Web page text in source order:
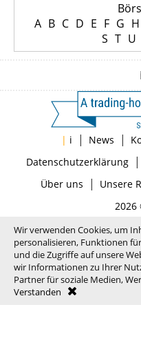
A B C D E F G H
S T U
| i | News |
Datenschutzerklärung|
Über uns | Unsere
2026
Wir verwenden Cookies, um
personalisieren, Funktionen
und die Zugriffe auf unsere
wir Informationen zu Ihrer
Partner für soziale Medien,
Verstanden